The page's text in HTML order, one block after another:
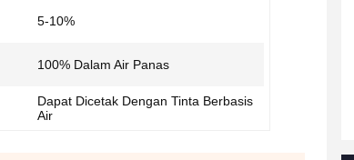
5-10%
100% Dalam Air Panas
Dapat Dicetak Dengan Tinta Berbasis
Air